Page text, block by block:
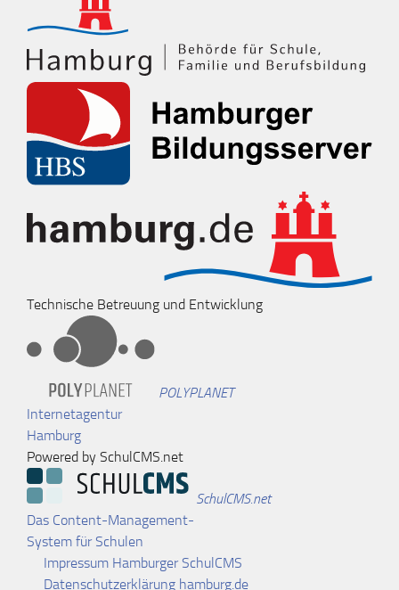
Technische Betreuung und Entwicklung
POLYPLANET
Internetagentur
Hamburg
Powered by SchulCMS.net
SchulCMS.net
Das Content-Management-
System für Schulen
Impressum Hamburger SchulCMS
Datenschutzerklärung hamburg.de